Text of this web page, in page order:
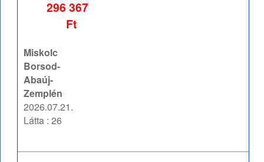
296 367
Ft
Miskolc
Borsod-
Abaúj-
Zemplén
2026.07.21.
Látta : 26